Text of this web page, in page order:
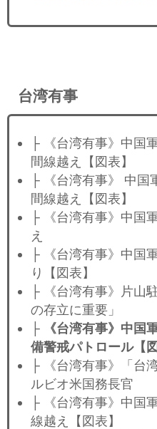
台湾有事
├ 《台湾有事》中国
間線越え【図表】
├ 《台湾有事》 中国
間線越え【図表】
├ 《台湾有事》中国
え
├ 《台湾有事》中国
り【図表】
├ 《台湾有事》片山
の存立に重要」
├
《台湾有事》中国
備警戒パトロール【図
├ 《台湾有事》「台
ルビオ米国務長官
├ 《台湾有事》中国
線越え【図表】